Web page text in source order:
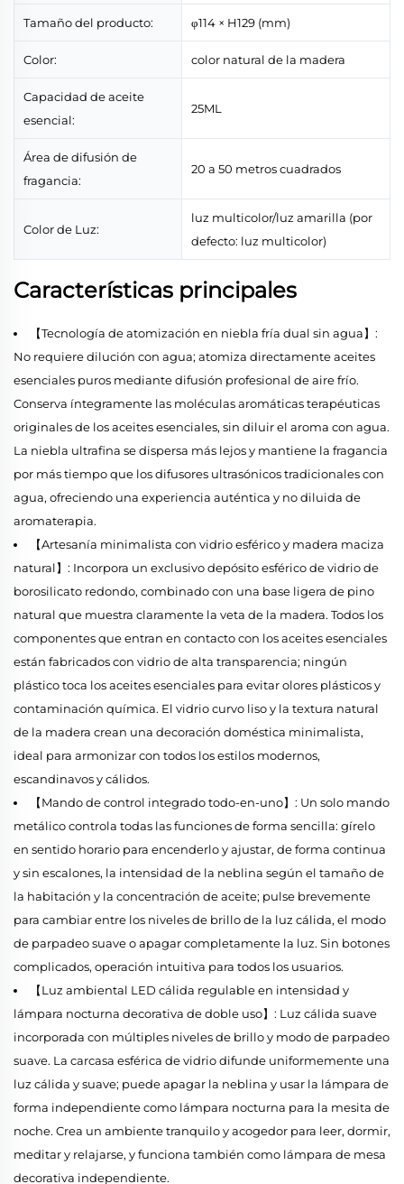
Tamaño del producto: φ114 × H129 (mm)
Color: color natural de la madera
Capacidad de aceite
esencial:
25ML
Área de difusión de
fragancia:
20 a 50 metros cuadrados
Color de Luz:
luz multicolor/luz amarilla (por
defecto: luz multicolor)
Características principales
【Tecnología de atomización en niebla fría dual sin agua】:
No requiere dilución con agua; atomiza directamente aceites
esenciales puros mediante difusión profesional de aire frío.
Conserva íntegramente las moléculas aromáticas terapéuticas
originales de los aceites esenciales, sin diluir el aroma con agua.
La niebla ultrafina se dispersa más lejos y mantiene la fragancia
por más tiempo que los difusores ultrasónicos tradicionales con
agua, ofreciendo una experiencia auténtica y no diluida de
aromaterapia.
【Artesanía minimalista con vidrio esférico y madera maciza
natural】: Incorpora un exclusivo depósito esférico de vidrio de
borosilicato redondo, combinado con una base ligera de pino
natural que muestra claramente la veta de la madera. Todos los
componentes que entran en contacto con los aceites esenciales
están fabricados con vidrio de alta transparencia; ningún
plástico toca los aceites esenciales para evitar olores plásticos y
contaminación química. El vidrio curvo liso y la textura natural
de la madera crean una decoración doméstica minimalista,
ideal para armonizar con todos los estilos modernos,
escandinavos y cálidos.
【Mando de control integrado todo-en-uno】: Un solo mando
metálico controla todas las funciones de forma sencilla: gírelo
en sentido horario para encenderlo y ajustar, de forma continua
y sin escalones, la intensidad de la neblina según el tamaño de
la habitación y la concentración de aceite; pulse brevemente
para cambiar entre los niveles de brillo de la luz cálida, el modo
de parpadeo suave o apagar completamente la luz. Sin botones
complicados, operación intuitiva para todos los usuarios.
【Luz ambiental LED cálida regulable en intensidad y
lámpara nocturna decorativa de doble uso】: Luz cálida suave
incorporada con múltiples niveles de brillo y modo de parpadeo
suave. La carcasa esférica de vidrio difunde uniformemente una
luz cálida y suave; puede apagar la neblina y usar la lámpara de
forma independiente como lámpara nocturna para la mesita de
noche. Crea un ambiente tranquilo y acogedor para leer, dormir,
meditar y relajarse, y funciona también como lámpara de mesa
decorativa independiente.